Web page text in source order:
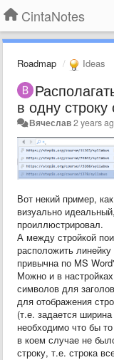
CintaNotes
Roadmap Ideas
в одну
Вячеслав2 years
Вот некий пример,
визуально
проиллюстрировал.
А между стройкой
расположить
привычна по MS
Можно и в
символов для
для отображения
(т.е. задается
необходимо что бы
в коем случае не
строку, т.е. строка